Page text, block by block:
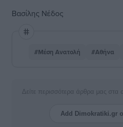
Βασίλης Νέδος
#Μέση Ανατολή #Αθήνα
Δείτε περισσότερα άρθρα μας στα
Add Dimokratiki.gr